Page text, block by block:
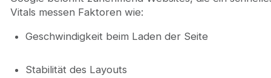
Vitals messen Faktoren wie:
Geschwindigkeit beim Laden der Seite
Stabilität des Layouts